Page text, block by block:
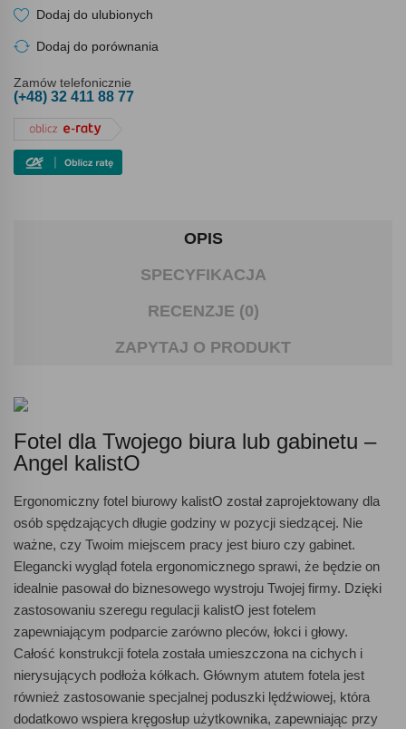
Dodaj do ulubionych
Dodaj do porównania
Zamów telefonicznie
(+48) 32 411 88 77
OPIS
SPECYFIKACJA
RECENZJE (0)
ZAPYTAJ O PRODUKT
Fotel dla Twojego biura lub gabinetu –
Angel kalistO
Ergonomiczny fotel biurowy kalistO został zaprojektowany dla
osób spędzających długie godziny w pozycji siedzącej. Nie
ważne, czy Twoim miejscem pracy jest biuro czy gabinet.
Elegancki wygląd fotela ergonomicznego sprawi, że będzie on
idealnie pasował do biznesowego wystroju Twojej firmy. Dzięki
zastosowaniu szeregu regulacji kalistO jest fotelem
zapewniającym podparcie zarówno pleców, łokci i głowy.
Całość konstrukcji fotela została umieszczona na cichych i
nierysujących podłoża kółkach. Głównym atutem fotela jest
również zastosowanie specjalnej poduszki lędźwiowej, która
dodatkowo wspiera kręgosłup użytkownika, zapewniając przy